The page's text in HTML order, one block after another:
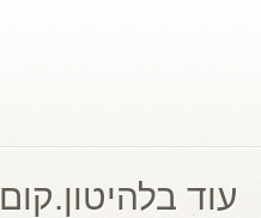
עוד בלהיטון.קום